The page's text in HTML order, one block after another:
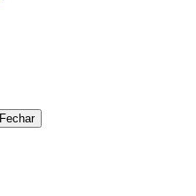
Fechar